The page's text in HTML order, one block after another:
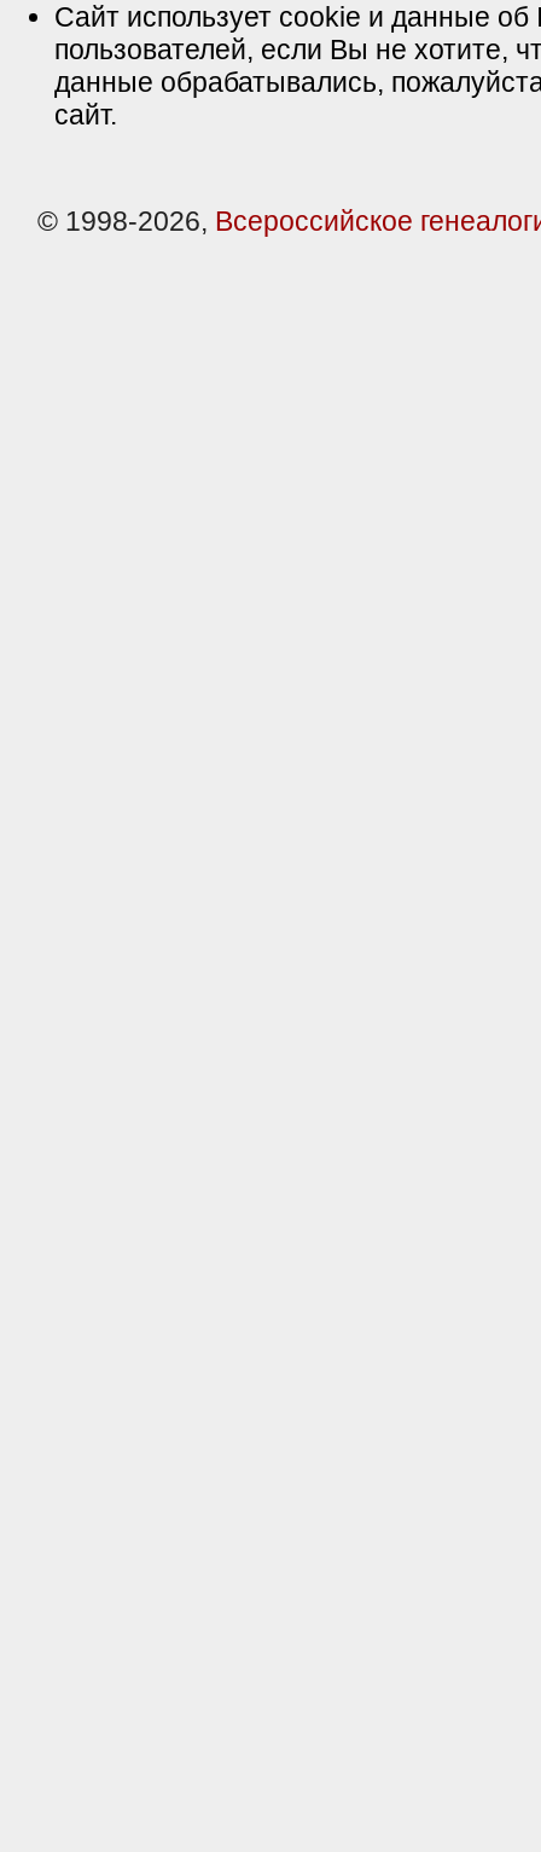
Сайт использует cookie и данные об
пользователей, если Вы не хотите,
данные обрабатывались,
сайт.
© 1998-2026, Всероссийское